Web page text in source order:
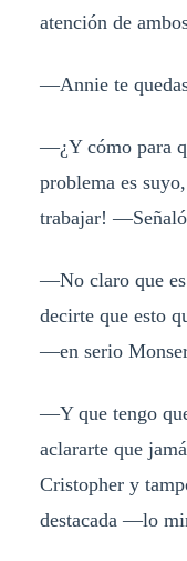
atención de
—Annie te
—¿Y cómo para
problema es
trabajar! —Señaló
—No claro que es
decirte que esto
—en serio
—Y que tengo
aclararte que
Cristopher y
destacada —lo